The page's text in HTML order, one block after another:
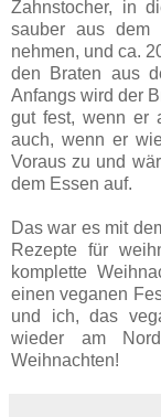
Zahnstocher, in
sauber aus dem
nehmen, und ca.
den Braten aus
Anfangs wird der
gut fest, wenn er
auch, wenn er
Voraus zu und
dem Essen auf.
Das war es mit
Rezepte für
komplette
einen veganen
und ich, das
wieder am
Weihnachten!